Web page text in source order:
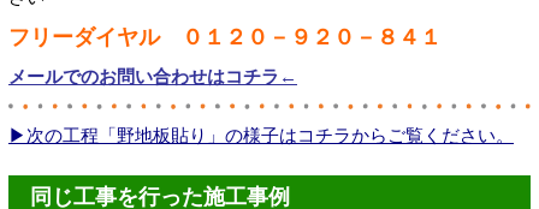
フリーダイヤル ０１２０－９２０－８４１
メールでのお問い合わせはコチラ←
▶次の工程「野地板貼り」の様子はコチラからご覧ください。
同じ工事を行った施工事例